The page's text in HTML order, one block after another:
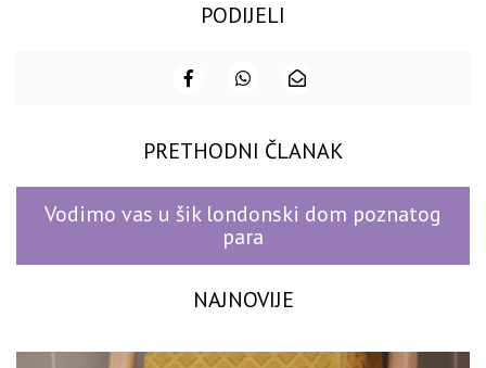
PODIJELI
PRETHODNI ČLANAK
Vodimo vas u šik londonski dom poznatog
para
NAJNOVIJE